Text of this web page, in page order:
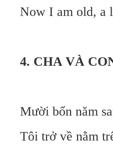
Now I am old, a
4. CHA VÀ
Mười bốn năm
Tôi trở về nằm